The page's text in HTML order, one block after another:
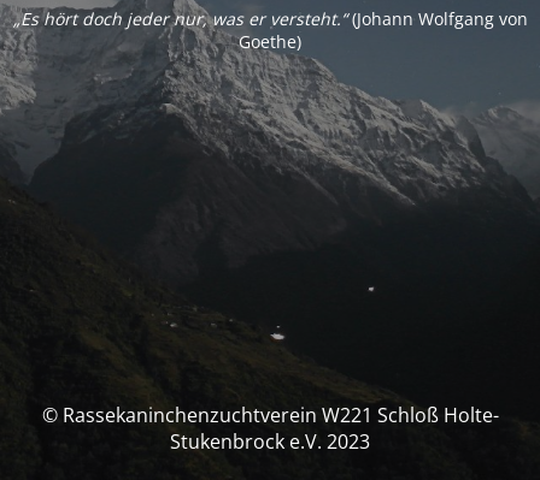
„Es hört doch jeder nur, was er versteht.“(Johann Wolfgang von
Goethe)
© Rassekaninchenzuchtverein W221 Schloß Holte-
Stukenbrock e.V. 2023